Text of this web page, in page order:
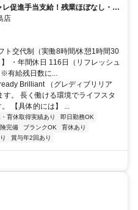
レ促進手当支給！残業ほぼなし・5
す
店
ト交代制（実働8時間/休憩1時間30
・年間休日 116日（リフレッシュ
有給残日数に...
Brilliant （グレディブリリア
。 長く働ける環境でライフスタ
【具体的には】 ...
育休取得実績あり
即日勤務OK
完備 ブランクOK
育休あり
賞与年2回あり